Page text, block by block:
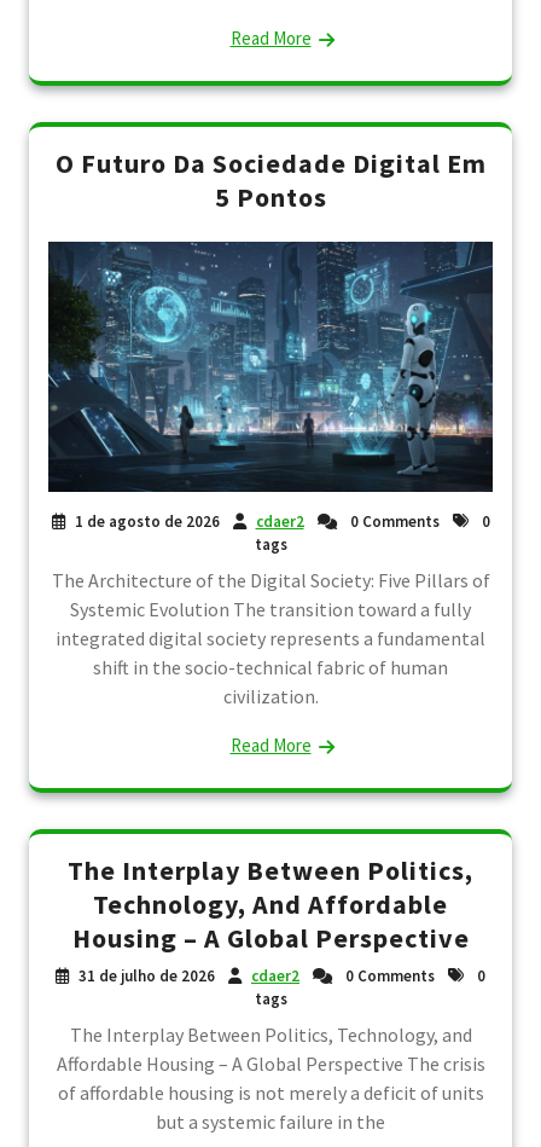
Read More
O Futuro Da Sociedade Digital Em
5 Pontos
1 de agosto de 2026 cdaer2 0 Comments
0
tags
The Architecture of the Digital Society: Five Pillars of
Systemic Evolution The transition toward a fully
integrated digital society represents a fundamental
shift in the socio-technical fabric of human
civilization.
Read More
The Interplay Between Politics,
Technology, And Affordable
Housing – A Global Perspective
31 de julho de 2026 cdaer2 0 Comments
0
tags
The Interplay Between Politics, Technology, and
Affordable Housing – A Global Perspective The crisis
of affordable housing is not merely a deficit of units
but a systemic failure in the